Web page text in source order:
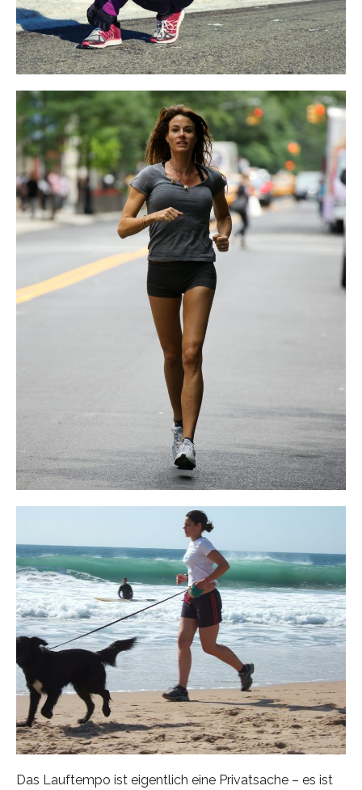
Das Lauftempo ist eigentlich eine Privatsache – es ist